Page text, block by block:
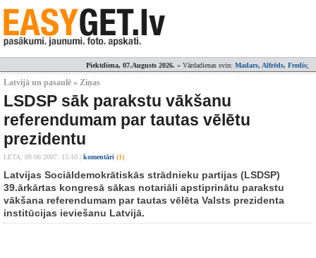
Piektdiena, 07.Augusts 2026. » Vārdadienas svin: Madars, Alfrēds, Fredis;
Latvijā un pasaulē » Ziņas
LSDSP sāk parakstu vākšanu
referendumam par tautas vēlētu
prezidentu
LETA, 09.06.2007. 15:10 komentāri (1)
Latvijas Sociāldemokrātiskās strādnieku partijas (LSDSP)
39.ārkārtas kongresā sākas notariāli apstiprinātu parakstu
vākšana referendumam par tautas vēlēta Valsts prezidenta
institūcijas ieviešanu Latvijā.